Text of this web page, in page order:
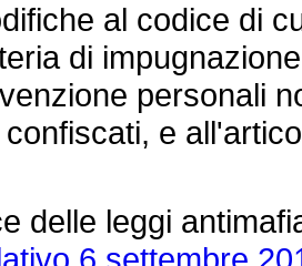
al codice di
di
personali
e
leggi